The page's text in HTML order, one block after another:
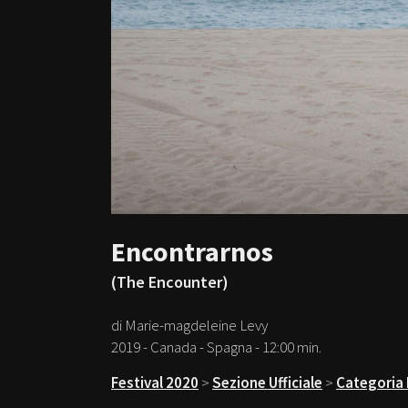
Encontrarnos
(The Encounter)
di Marie-magdeleine Levy
2019 - Canada - Spagna - 12:00 min.
Festival 2020 >Sezione Ufficiale > Categoria